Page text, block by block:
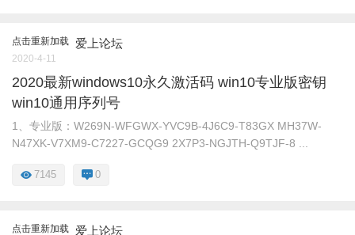
点击重新加载 爱上论坛
2020-4-11
2020最新windows10永久激活码 win10专业版密钥
win10通用序列号
1、专业版：W269N-WFGWX-YVC9B-4J6C9-T83GX MH37W-
N47XK-V7XM9-C7227-GCQG9 2X7P3-NGJTH-Q9TJF-8 ...
7145 0
点击重新加载 爱上论坛